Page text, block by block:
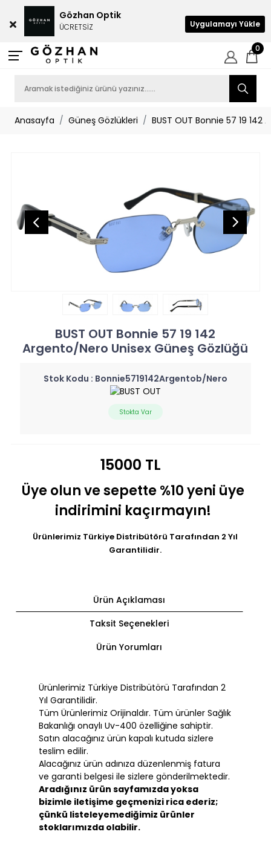
0
Anasayfa Güneş Gözlükleri BUST OUT Bonnie 57 19
BUST OUT Bonnie 57 19 142
Argento/Nero Unisex Güneş Gözlüğü
Stok Kodu : Bonnie5719142Argentob/Nero
Stokta Var
15000 TL
Üye olun ve sepette %10 yeni üye
indirimini kaçırmayın!
Ürünlerimiz Türkiye Distribütörü Tarafından 2 Yıl
Garantilidir.
Ürün Açıklaması
Taksit Seçenekleri
Ürün Yorumları
Ürünlerimiz Türkiye Distribütörü Tarafından 2
Yıl Garantilidir.
Tüm Ürünlerimiz Orijinaldır. Tüm ürünler Sağlık
Bakanlığı onaylı Uv-400 özelliğine sahiptir.
Satın alacağınız ürün kapalı kutuda sizlere
teslim edilir.
Alacağınız ürün adınıza düzenlenmiş fatura
ve garanti belgesi ile sizlere gönderilmektedir.
Aradığınız ürün sayfamızda yoksa
bizimle iletişime geçmenizi rica ederiz;
çünkü listeleyemediğimiz ürünler
stoklarımızda olabilir.
Gözhan Optik
ÜCRETSİZ Uygulamayı Yükle